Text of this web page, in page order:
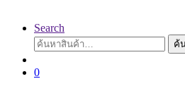
Search
ค้นหา:
ค้
0